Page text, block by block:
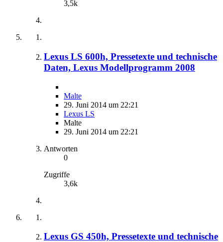
3,5k
Lexus LS 600h, Pressetexte und technische
Daten, Lexus Modellprogramm 2008
Malte
29. Juni 2014 um 22:21
Lexus LS
Malte
29. Juni 2014 um 22:21
Antworten
0
Zugriffe
3,6k
Lexus GS 450h, Pressetexte und technische